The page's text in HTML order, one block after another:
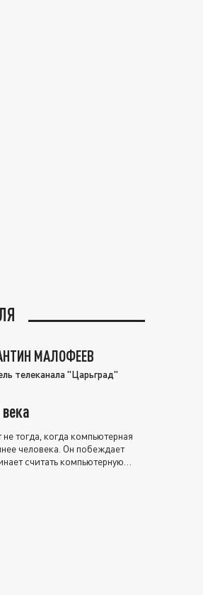
МАЛОФЕЕВ
телеканала "Царьград"
тогда, когда компьютерная
человека. Он побеждает
считать компьютерную